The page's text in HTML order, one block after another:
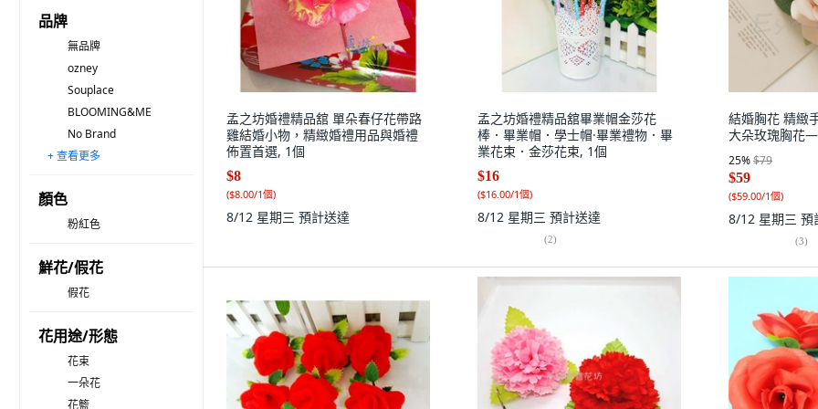
品牌
無品牌
ozney
Souplace
BLOOMING&ME
No Brand
JOART
Scent Basket
+ 查看更多
顏色
粉紅色
鮮花/假花
假花
花用途/形態
花束
一朵花
花籃
孟之坊婚禮精品舘 單朵春仔花帶路
雞結婚小物，精緻婚禮用品與婚禮
佈置首選, 1個
$8
($8.00/1個)
8/12 星期三 預計送達
孟之坊婚禮精品舘畢業帽金莎花
棒．畢業帽．學士帽·畢業禮物．畢
業花束．金莎花束, 1個
$16
($16.00/1個)
8/12 星期三 預計送達
(2)
結婚胸花 精緻
大朵玫瑰胸花
25%$79
$59
($59.00/1個)
8/12 星期三 預
(3)